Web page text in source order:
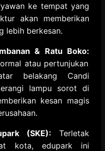
ke tempat yang
akan memberikan
lebih berkesan.
& Ratu Boko:
atau pertunjukan
belakang Candi
lampu sorot di
kesan magis
(SKE): Terletak
kota,edupark ini